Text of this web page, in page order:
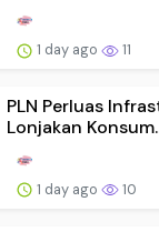
1 day ago 11
PLN Perluas
Lonjakan
1 day ago 10